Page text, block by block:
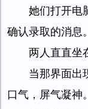
她们打开电
确认录取的消息。
两人直直坐
当那界面出
口气，屏气凝神。